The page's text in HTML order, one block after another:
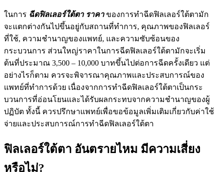
ในการ ฉีดฟิลเลอร์ใต้ตา ราคา ของการทำฉีดฟิลเลอร์ใต้ตามัก
จะแตกต่างกันไปขึ้นอยู่กับสถานที่ทำการ, คุณภาพของฟิลเลอร์
ที่ใช้, ความชำนาญของแพทย์, และความซับซ้อนของ
กระบวนการ ส่วนใหญ่ราคาในการฉีดฟิลเลอร์ใต้ตามักจะเริ่ม
ต้นที่ประมาณ 3,500 – 10,000 บาทขึ้นไปต่อการฉีดครั้งเดียว แต่
อย่างไรก็ตาม ควรจะพิจารณาคุณภาพและประสบการณ์ของ
แพทย์ที่ทำการด้วย เนื่องจากการทำฉีดฟิลเลอร์ใต้ตาเป็นกระ
บวนการที่อ่อนโยนและได้รับผลกระทบจากความชำนาญของผู้
ปฏิบัต ทั้งนี้ ควรปรึกษาแพทย์เพื่อขอข้อมูลเพิ่มเติมเกี่ยวกับค่าใช้
จ่ายและประสบการณ์การทำฉีดฟิลเลอร์ใต้ตา
ฟิลเลอร์ใต้ตา อันตรายไหม มีความเสี่ยง
หรือไม่?